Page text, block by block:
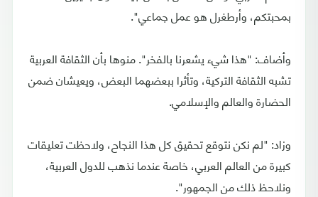
بمحبتكم، وأرطغرل هو عمل جماعي".
وأضاف: "هذا شيء يشعرنا بالفخر". منوها بأن الثقافة العربية
تشبه الثقافة التركية، وتأثرا ببعضهما البعض، ويعيشان ضمن
الحضارة والعالم والإسلامي.
وزاد: "لم نكن نتوقع تحقيق كل هذا النجاح، ولاحظت تعليقات
كبيرة من العالم العربي، خاصة عندما نذهب للدول العربية،
ونلاحظ ذلك من الجمهور".